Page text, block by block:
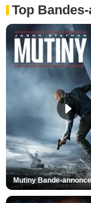
Top
Mutiny Bande-